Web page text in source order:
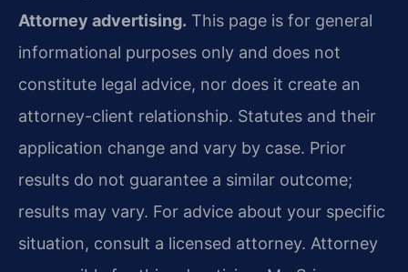
Attorney advertising. This page is for general
informational purposes only and does not
constitute legal advice, nor does it create an
attorney-client relationship. Statutes and their
application change and vary by case. Prior
results do not guarantee a similar outcome;
results may vary. For advice about your specific
situation, consult a licensed attorney. Attorney